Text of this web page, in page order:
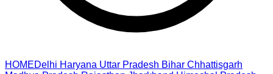
HOMEDelhi Haryana Uttar Pradesh Bihar Chhattisgarh